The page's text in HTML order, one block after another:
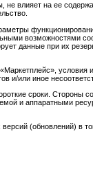
влияет на ее
возможностями
данные при их
и/или иное
сроки. Стороны
и аппаратными
(обновлений) в